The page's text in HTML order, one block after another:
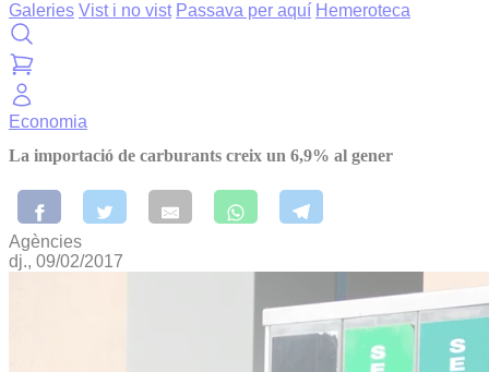
Galeries Vist i no vist Passava per aquí Hemeroteca
Economia
La importació de carburants creix un 6,9% al gener
Agències
dj., 09/02/2017